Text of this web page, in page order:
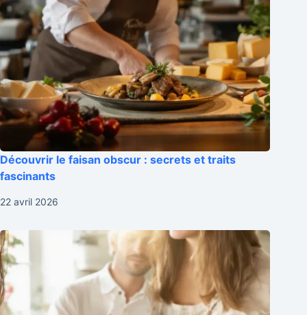
Découvrir le faisan obscur : secrets et traits
fascinants
22 avril 2026